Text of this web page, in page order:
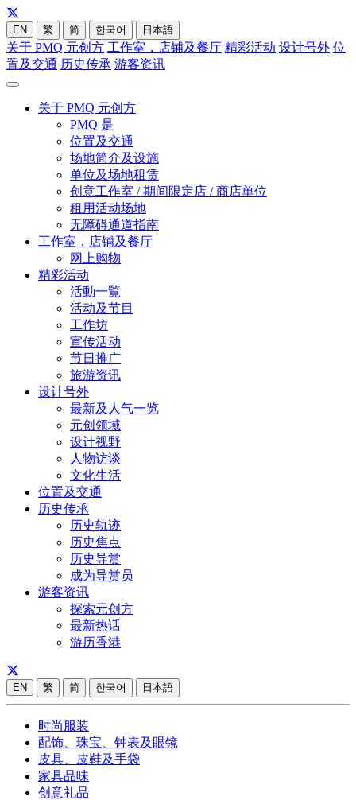
EN 繁 简 한국어 日本語
关于 PMQ 元创方 工作室，店铺及餐厅 精彩活动 设计号外 位
置及交通 历史传承 游客资讯
关于 PMQ 元创方
PMQ 是
位置及交通
场地简介及设施
单位及场地租赁
创意工作室 / 期间限定店 / 商店单位
租用活动场地
无障碍通道指南
工作室，店铺及餐厅
网上购物
精彩活动
活動一覧
活动及节目
工作坊
宣传活动
节日推广
旅游资讯
设计号外
最新及人气一览
元创领域
设计视野
人物访谈
文化生活
位置及交通
历史传承
历史轨迹
历史焦点
历史导赏
成为导赏员
游客资讯
探索元创方
最新热话
游历香港
EN 繁 简 한국어 日本語
时尚服装
配饰、珠宝、钟表及眼镜
皮具、皮鞋及手袋
家具品味
创意礼品